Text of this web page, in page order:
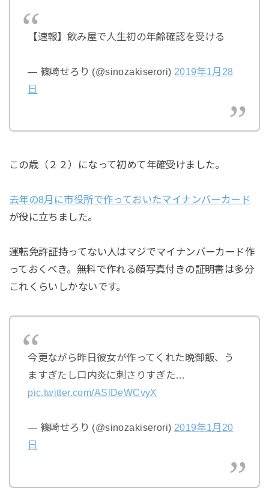
【速報】飲み屋で人生初の年齢確認を受ける
— 篠崎せろり (@sinozakiserori) 2019年1月28
日
この歳（２２）になって初めて年確受けました。
去年の8月に市役所で作っておいたマイナンバーカード
が役に立ちました。
運転免許証持ってない人はマジでマイナンバーカード作
っておくべき。無料で作れる顔写真付きの証明書は多分
これくらいしかないです。
今更ながら昨日彼女が作ってくれた晩御飯、う
ますぎたし口内炎に刺さりすぎた…
pic.twitter.com/ASlDeWCvyX
— 篠崎せろり (@sinozakiserori) 2019年1月20
日